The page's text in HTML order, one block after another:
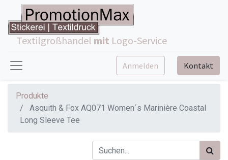
Textilgroßhandel mit Logo-Service
Anmelden Kontakt
Produkte
Asquith & Fox AQ071 Women´s Marinière Coastal
Long Sleeve Tee